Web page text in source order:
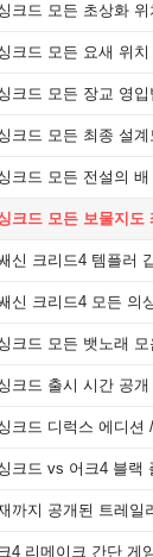
크드 모든 초상화
크드 모든 요새 위
크드 모든 장교 영
크드 모든 최종 설
크드 모든 전설의
크드 모든 보물지도
신 크리드4 템플러
신 크리드4 모든 의
크드 모든 뱃노래 모
크드 출시 시간 공
크드 디럭스 에디션
크드 vs 어크4 블랙
까지 공개된 트레일
4 리메이크 간단 게